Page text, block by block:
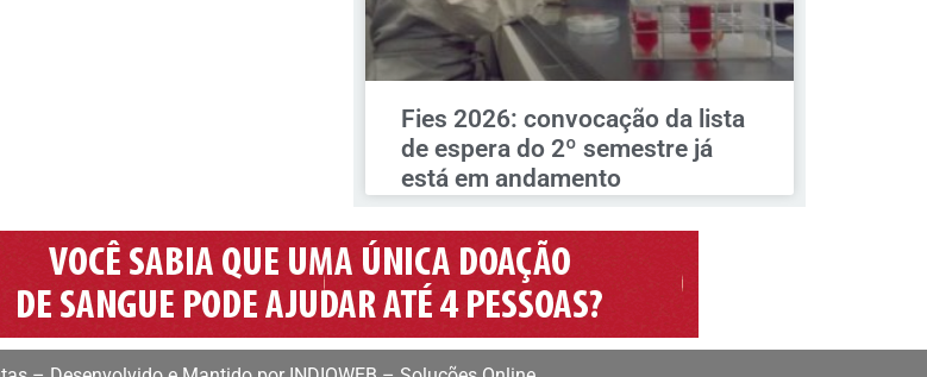
Fies 2026: convocação da lista
de espera do 2º semestre já
está em andamento